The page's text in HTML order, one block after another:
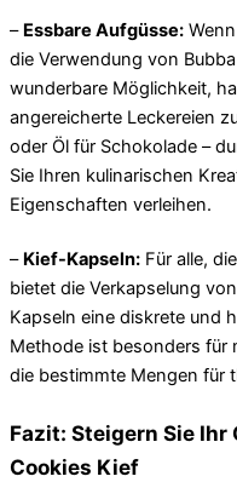
– Essbare Aufgüsse:
die Verwendung von
wunderbare Möglichkeit,
angereicherte Leckereien
oder Öl für Schokolade –
Sie Ihren kulinarischen
Eigenschaften verleihen.
– Kief-Kapseln: Für alle,
bietet die Verkapselung
Kapseln eine diskrete und
Methode ist besonders für
die bestimmte Mengen für
Fazit: Steigern Sie
Cookies Kief